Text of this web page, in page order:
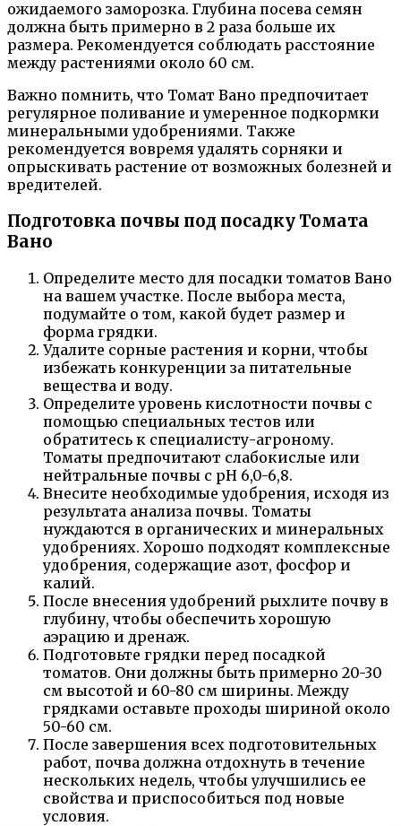
ожидаемого заморозка. Глубина посева семян
должна быть примерно в 2 раза больше их
размера. Рекомендуется соблюдать расстояние
между растениями около 60 см.
Важно помнить, что Томат Вано предпочитает
регулярное поливание и умеренное подкормки
минеральными удобрениями. Также
рекомендуется вовремя удалять сорняки и
опрыскивать растение от возможных болезней и
вредителей.
Подготовка почвы под посадку Томата
Вано
Определите место для посадки томатов Вано
на вашем участке. После выбора места,
подумайте о том, какой будет размер и
форма грядки.
Удалите сорные растения и корни, чтобы
избежать конкуренции за питательные
вещества и воду.
Определите уровень кислотности почвы с
помощью специальных тестов или
обратитесь к специалисту-агроному.
Томаты предпочитают слабокислые или
нейтральные почвы с pH 6,0-6,8.
Внесите необходимые удобрения, исходя из
результата анализа почвы. Томаты
нуждаются в органических и минеральных
удобрениях. Хорошо подходят комплексные
удобрения, содержащие азот, фосфор и
калий.
После внесения удобрений рыхлите почву в
глубину, чтобы обеспечить хорошую
аэрацию и дренаж.
Подготовьте грядки перед посадкой
томатов. Они должны быть примерно 20-30
см высотой и 60-80 см ширины. Между
грядками оставьте проходы шириной около
50-60 см.
После завершения всех подготовительных
работ, почва должна отдохнуть в течение
нескольких недель, чтобы улучшились ее
свойства и приспособиться под новые
условия.